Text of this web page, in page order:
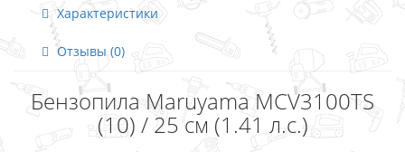
Характеристики
Отзывы (0)
Бензопила Maruyama MCV3100TS
(10) / 25 см (1.41 л.с.)